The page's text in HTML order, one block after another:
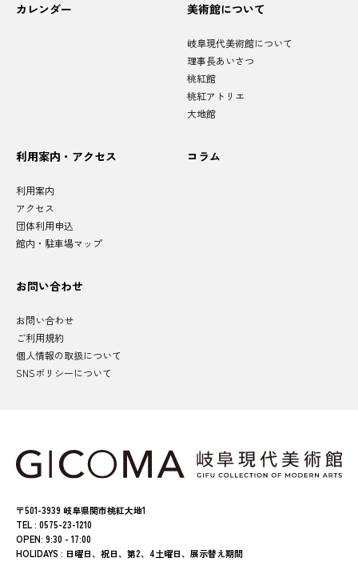
カレンダー 美術館について
岐阜現代美術館について
理事長あいさつ
桃紅館
桃紅アトリエ
大地館
利用案内・アクセス
利用案内
アクセス
団体利用申込
館内・駐車場マップ
コラム
お問い合わせ
お問い合わせ
ご利用規約
個人情報の取扱について
SNSポリシーについて
〒501-3939 岐阜県関市桃紅大地1
TEL : 0575-23-1210
OPEN: 9:30 - 17:00
HOLIDAYS : 日曜日、祝日、第2、4土曜日、展示替え期間